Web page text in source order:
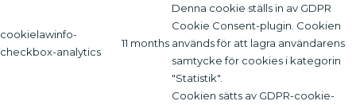
cookielawinfo-
checkbox-analytics
11 months
Denna cookie ställs in av GDPR
Cookie Consent-plugin. Cookien
används för att lagra användarens
samtycke för cookies i kategorin
"Statistik".
Cookien sätts av GDPR-cookie-